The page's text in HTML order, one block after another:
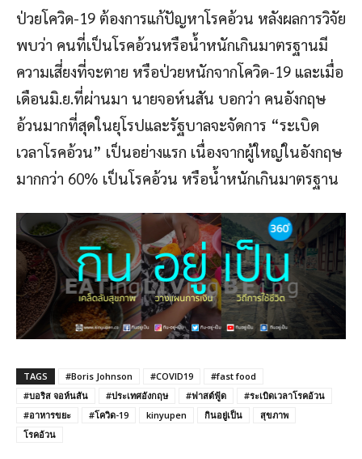
ป่วยโควิด-19 ต้องการแก้ปัญหาโรคอ้วน หลังผลการวิจัย
พบว่า คนที่เป็นโรคอ้วนหรือน้ำหนักเกินมาตรฐานมี
ความเสี่ยงที่จะตาย หรือป่วยหนักจากโควิด-19 และเมื่อ
เดือนมิ.ย.ที่ผ่านมา นายจอห์นสัน บอกว่า คนอังกฤษ
อ้วนมากที่สุดในยุโรปและรัฐบาลจะจัดการ “ระเบิด
เวลาโรคอ้วน” เป็นอย่างแรก เนื่องจากผู้ใหญ่ในอังกฤษ
มากกว่า 60% เป็นโรคอ้วน หรือน้ำหนักเกินมาตรฐาน
TAGS #Boris Johnson #COVID19
#fast food
#บอริส จอห์นสัน
#ประเทศอังกฤษ #ฟาสต์ฟู้ด
#ระเบิดเวลาโรคอ้วน
#อาหารขยะ
#โควิด-19 kinyupen กินอยู่เป็น
สุขภาพ
โรคอ้วน